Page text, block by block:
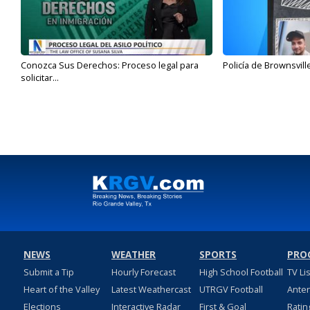
Conozca Sus Derechos: Proceso legal para
solicitar...
Policía de
NEWS
Submit a Tip
Heart of the Valley
Elections
WEATHER
Hourly Forecast
Latest Weathercast
Interactive Radar
SPORTS
High School Football
UTRGV Football
First & Goal
TV